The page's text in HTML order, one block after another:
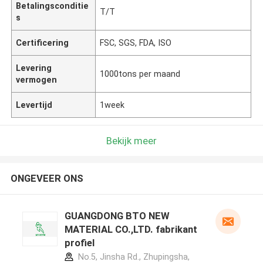
Betalingsconditie
s
T/T
Certificering FSC, SGS, FDA, ISO
Levering
vermogen
1000tons per maand
Levertijd 1week
Bekijk meer
ONGEVEER ONS
GUANGDONG BTO NEW
MATERIAL CO.,LTD. fabrikant
profiel
No.5, Jinsha Rd., Zhupingsha,